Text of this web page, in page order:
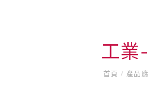
工業
首頁 / 產品